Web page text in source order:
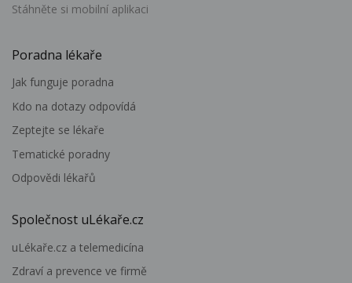
Stáhněte si mobilní aplikaci
Poradna lékaře
Jak funguje poradna
Kdo na dotazy odpovídá
Zeptejte se lékaře
Tematické poradny
Odpovědi lékařů
Společnost uLékaře.cz
uLékaře.cz a telemedicína
Zdraví a prevence ve firmě